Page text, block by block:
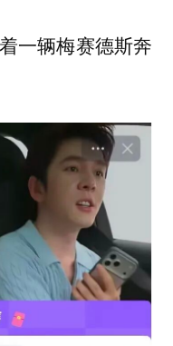
一辆梅赛德斯奔